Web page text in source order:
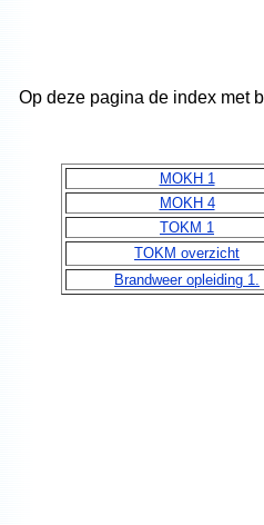
Op deze pagina de index met
MOKH 1
MOKH 4
TOKM 1
TOKM overzicht
Brandweer opleiding 1.